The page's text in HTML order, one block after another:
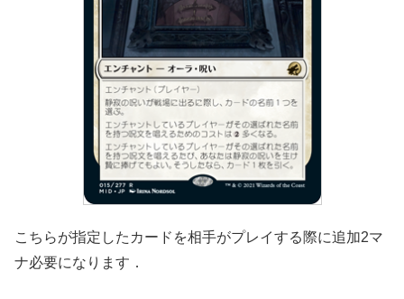
こちらが指定したカードを相手がプレイする際に追加2マ
ナ必要になります．